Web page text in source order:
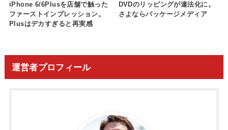
iPhone 6/6Plusを店舗で触った
ファーストインプレッション。
Plusはデカすぎると再実感
DVDのリッピングが違法化に。
さよならパッケージメディア
運営者プロフィール